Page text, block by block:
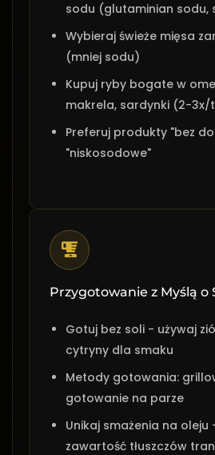
sodu (glutaminian sodu,
Wybieraj świeże mięsa
(mniej sodu)
Kupuj ryby bogate w
makrela, sardynki (2-3x/
Preferuj produkty "bez
"niskosodowe"
Przygotowanie z Myślą o
Gotuj bez soli - używaj
cytryny dla smaku
Metody gotowania:
gotowanie na parze
Unikaj smażenia na oleju
zawartość tłuszczów